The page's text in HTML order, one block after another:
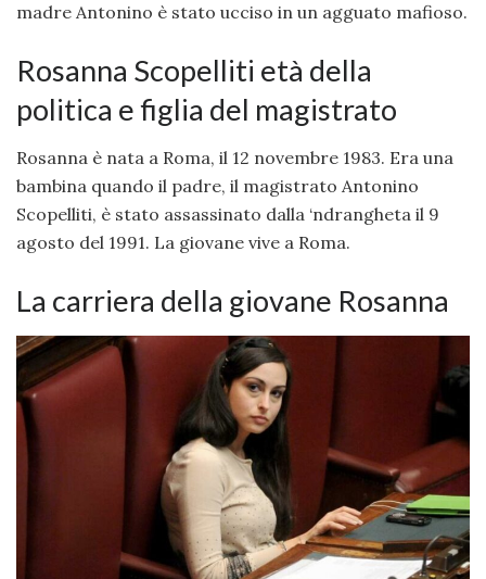
madre Antonino è stato ucciso in un agguato mafioso.
Rosanna Scopelliti età della
politica e figlia del magistrato
Rosanna è nata a Roma, il 12 novembre 1983. Era una
bambina quando il padre, il magistrato Antonino
Scopelliti, è stato assassinato dalla ‘ndrangheta il 9
agosto del 1991. La giovane vive a Roma.
La carriera della giovane Rosanna